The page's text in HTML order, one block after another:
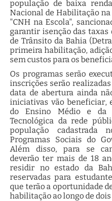
população de baixa
Nacional de Habilitação na
"CNH na Escola",
garantir isenção das taxas
de Trânsito da Bahia
primeira habilitação,
sem custos para os
Os programas serão
inscrições serão
data de abertura ainda
iniciativas vão beneficiar,
do Ensino Médio e da
Tecnológica da rede
população cadastrada
Programas Sociais do
Além disso, para se
deverão ter mais de 18
residir no estado da
reservadas para
que terão a oportunidade
habilitação ao longo de dois